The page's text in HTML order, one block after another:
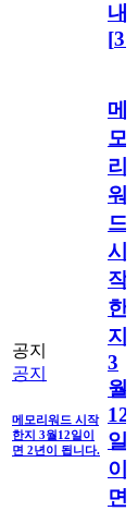
내
[31
공지
공지
메모리워드 시작
한지 3월12일이
면 2년이 됩니다.
메
모
리
워
드
시
작
한
지
3
월
12
일
이
면